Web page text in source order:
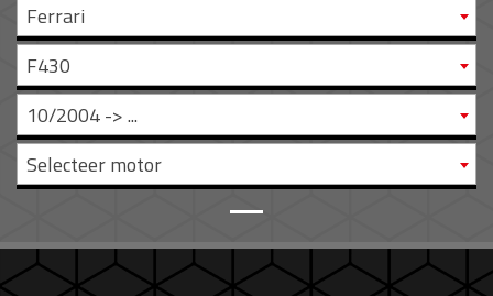
Ferrari
F430
10/2004 -> ...
Selecteer motor